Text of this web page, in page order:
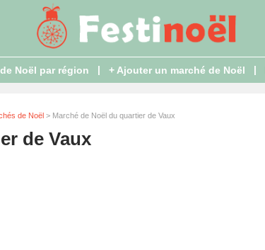
Noël par région | + Ajouter un marché de Noël |
de Noël > Marché de Noël du quartier de Vaux
de Vaux